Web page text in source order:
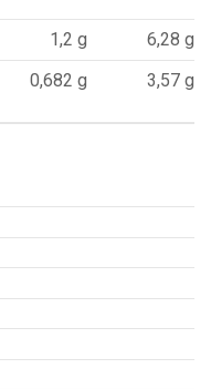
1,2 g
6,28 g
0,682 g 3,57 g